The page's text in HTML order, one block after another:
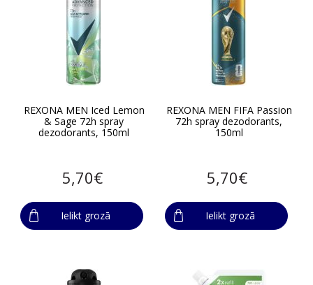
REXONA MEN Iced Lemon
& Sage 72h spray
dezodorants, 150ml
5,70€
Ielikt grozā
REXONA MEN FIFA Passion
72h spray dezodorants,
150ml
5,70€
Ielikt grozā